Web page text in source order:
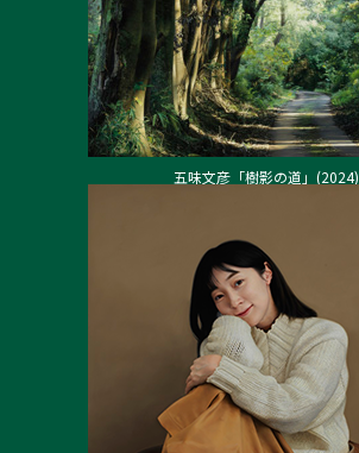
五味文彦「樹影の道」(2024)